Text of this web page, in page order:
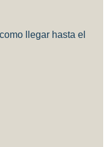
llegar hasta el